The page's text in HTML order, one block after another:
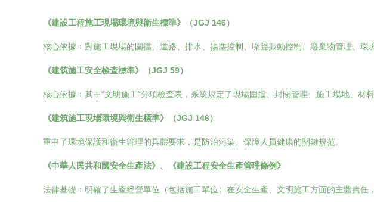
《建設工程施工現場環境與衛生標準》（JGJ 146）
核心依據：對施工現場的圍擋、道路、排水、揚塵控制、噪聲振動控制、廢棄物管理、環
《建筑施工安全檢查標準》（JGJ 59）
核心依據：其中“文明施工”分項檢查表，系統規定了現場圍擋、封閉管理、施工場地、
《建筑施工現場環境與衛生標準》（JGJ 146）
重申了環境保護和衛生管理的具體要求，是防治污染、保障人員健康的關鍵規范。
《中華人民共和國安全生產法》、《建設工程安全生產管理條例》
法律基礎：明確了生產經營單位（包括施工單位）在安全生產、文明施工方面的主體責任